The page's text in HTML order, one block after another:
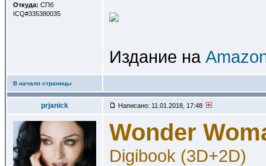
Откуда: СПб
ICQ#335380035
Издание на
В начало страницы
prjanick Написано: 11.01.2018, 17:48
Wonder
Digibook (3D+2D)